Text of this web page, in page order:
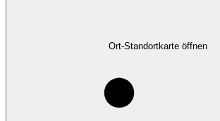
Ort-Standortkarte öffnen